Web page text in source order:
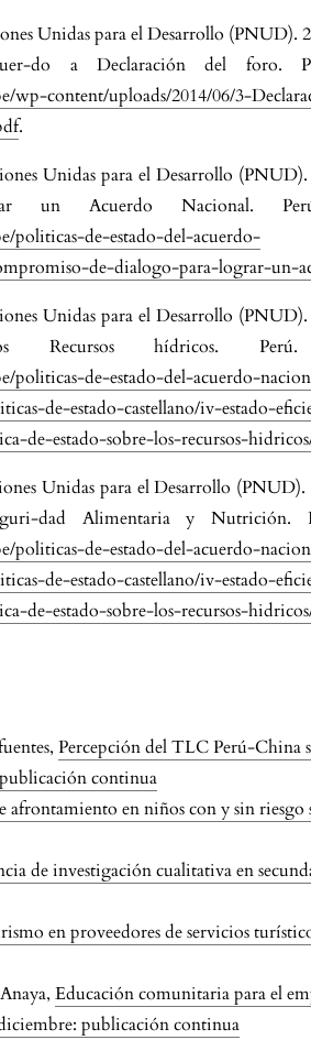
Unidas para el Desarrollo (PNUD).
do a Declaración del foro.
wp-content/uploads/2014/06/3-
.
Unidas para el Desarrollo
un Acuerdo Nacional.
politicas-de-estado-del-acuerdo-
de-dialogo-para-lograr-un-
Unidas para el Desarrollo
Recursos hídricos.
politicas-de-estado-del-acuerdo-
de-estado-castellano/iv-estado-
de-estado-sobre-los-recursos-
Unidas para el Desarrollo
dad Alimentaria y Nutrición.
politicas-de-estado-del-acuerdo-
de-estado-castellano/iv-estado-
de-estado-sobre-los-recursos-
Percepción del TLC Perú-China
continua
afrontamiento en niños con y sin riesgo
de investigación cualitativa en
en proveedores de servicios
Educación comunitaria para el
publicación continua